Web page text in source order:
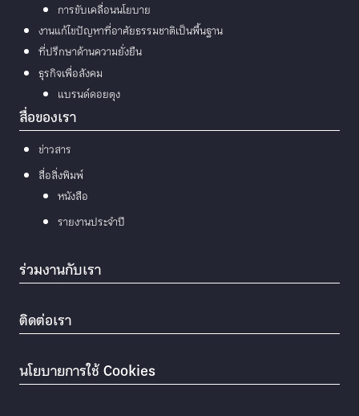
การขับเคลื่อนนโยบาย
งานแก้ไขปัญหาที่อาศัยธรรมชาติเป็นพื้นฐาน
ที่ปรึกษาด้านความยั่งยืน
ธุรกิจเพื่อสังคม
แบรนด์ดอยตุง
สื่อของเรา
ข่าวสาร
สื่อสิ่งพิมพ์
หนังสือ
รายงานประจำปี
ร่วมงานกับเรา
ติดต่อเรา
นโยบายการใช้ Cookies